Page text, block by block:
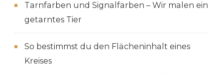
Tarnfarben und Signalfarben – Wir malen ein
getarntes Tier
So bestimmst du den Flächeninhalt eines
Kreises